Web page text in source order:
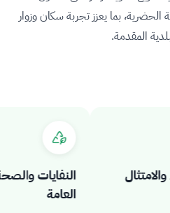
الحضرية، بما يعزز تجربة سكان وزوار
المقدمة.
النفايات والصحة
العامة